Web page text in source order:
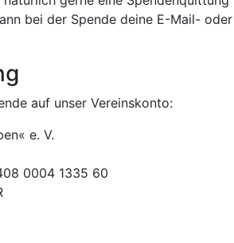
bei der Spende deine E-Mail- oder
auf unser Vereinskonto:
e. V.
0004 1335 60